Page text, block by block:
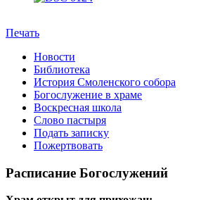
Печать
Новости
Библиотека
История Смоленского собора
Богослужение в храме
Воскресная школа
Слово пастыря
Подать записку
Пожертвовать
Расписание Богослужений